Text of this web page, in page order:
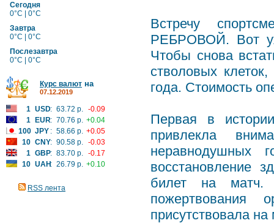
Сегодня
0°C | 0°C
Завтра
0°C | 0°C
Послезавтра
0°C | 0°C
Курс валют на
07.12.2019
1 USD: 63.72 р. -0.09
1
EUR: 70.76 р. +0.04
100 JPY : 58.66 р. +0.05
10 CNY: 90.58 р. -0.03
1 GBP: 83.70 р. -0.17
10 UAH: 26.79 р. +0.10
RSS лента
Встречу
РЕБРОВОЙ. Вот
Чтобы снова
стволовых
года. Стоимость
Первая в истории
привлекла
неравнодушных
восстановление
билет на матч.
пожертвования
присутствовала